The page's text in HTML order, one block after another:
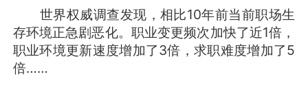
世界权威调查发现，相比10年前当前职场生
存环境正急剧恶化。职业变更频次加快了近1倍，
职业环境更新速度增加了3倍，求职难度增加了5
倍……